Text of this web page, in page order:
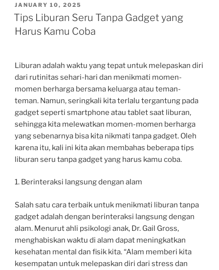
POSTED
ON
JANUARY 10, 2025
Tips Liburan Seru Tanpa Gadget yang
Harus Kamu Coba
Liburan adalah waktu yang tepat untuk melepaskan diri
dari rutinitas sehari-hari dan menikmati momen-
momen berharga bersama keluarga atau teman-
teman. Namun, seringkali kita terlalu tergantung pada
gadget seperti smartphone atau tablet saat liburan,
sehingga kita melewatkan momen-momen berharga
yang sebenarnya bisa kita nikmati tanpa gadget. Oleh
karena itu, kali ini kita akan membahas beberapa tips
liburan seru tanpa gadget yang harus kamu coba.
1. Berinteraksi langsung dengan alam
Salah satu cara terbaik untuk menikmati liburan tanpa
gadget adalah dengan berinteraksi langsung dengan
alam. Menurut ahli psikologi anak, Dr. Gail Gross,
menghabiskan waktu di alam dapat meningkatkan
kesehatan mental dan fisik kita. “Alam memberi kita
kesempatan untuk melepaskan diri dari stress dan